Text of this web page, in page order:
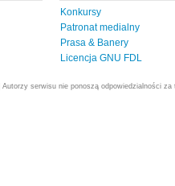
Konkursy
Patronat medialny
Prasa & Banery
Licencja GNU FDL
serwisu nie ponoszą odpowiedzialności